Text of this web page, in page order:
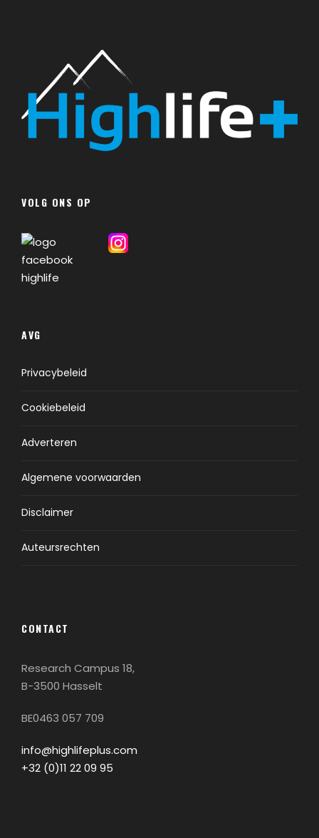
VOLG ONS OP
AVG
Privacybeleid
Cookiebeleid
Adverteren
Algemene voorwaarden
Disclaimer
Auteursrechten
CONTACT
Research Campus 18,
B-3500 Hasselt
BE0463 057 709
info@highlifeplus.com
+32 (0)11 22 09 95